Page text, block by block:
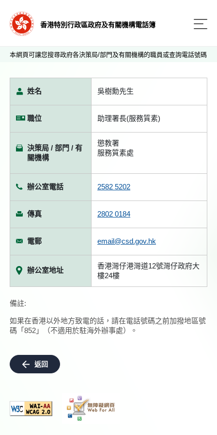
香港特別行政區政府及有關機構電話簿
本網頁可讓您搜尋政府各決策局/部門及有關機構的職員或查詢電話號碼
姓名 吳樹勳先生
職位 助理署長(服務質素)
決策局 / 部門 / 有
關機構
懲教署
服務質素處
辦公室電話 2582 5202
傳真 2802 0184
電郵 email@csd.gov.hk
辦公室地址
香港灣仔港灣道12號灣仔政府大
樓24樓
備註:
如果在香港以外地方致電的話，請在電話號碼之前加撥地區號
碼「852」（不適用於駐海外辦事處）。
返回